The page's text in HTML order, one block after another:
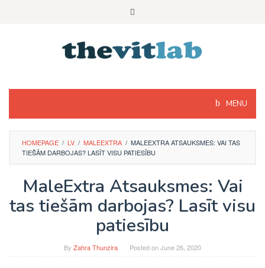
MENU
HOMEPAGE / LV / MALEEXTRA / MALEEXTRA ATSAUKSMES: VAI TAS
TIEŠĀM DARBOJAS? LASĪT VISU PATIESĪBU
MaleExtra Atsauksmes: Vai
tas tiešām darbojas? Lasīt visu
patiesību
By Zahra Thunzira Posted onJune 26, 2020